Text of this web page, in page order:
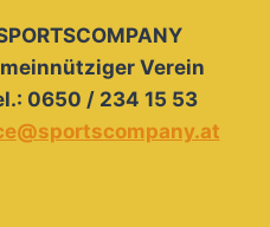
Verein
0650 / 234 15 53